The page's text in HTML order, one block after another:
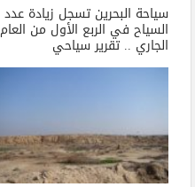
سياحة البحرين تسجل زيادة عدد
السياح في الربع الأول من العام
الجاري .. تقرير سياحي